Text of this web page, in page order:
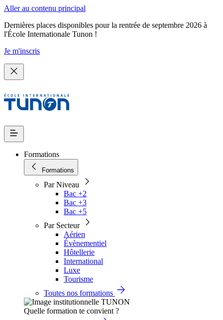
Aller au contenu principal
Dernières places disponibles pour la rentrée de septembre 2026 à
l'École Internationale Tunon !
Je m'inscris
Formations
Formations
Par Niveau
Bac +2
Bac +3
Bac +5
Par Secteur
Aérien
Évènementiel
Hôtellerie
International
Luxe
Tourisme
Toutes nos formations
Quelle formation te convient ?